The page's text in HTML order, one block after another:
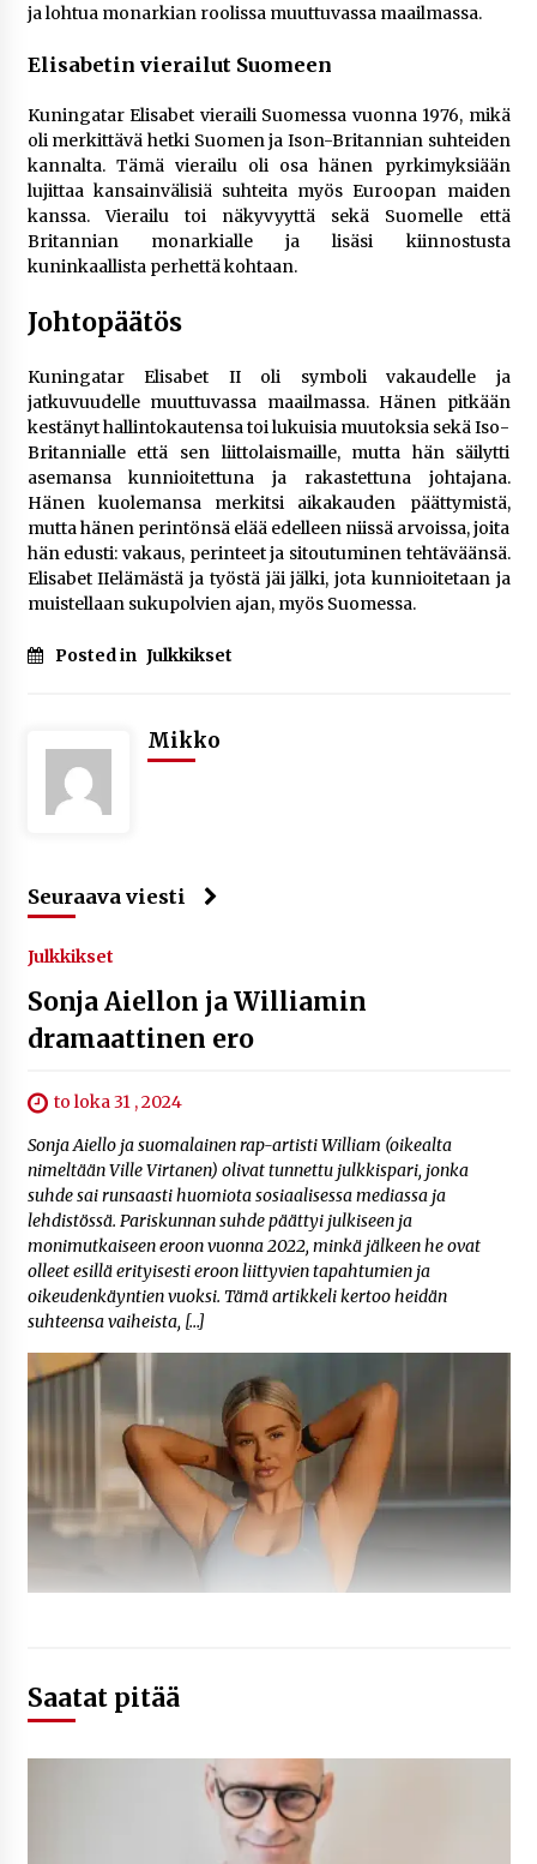
ja lohtua monarkian roolissa muuttuvassa maailmassa.
Elisabetin vierailut Suomeen
Kuningatar Elisabet vieraili Suomessa vuonna 1976, mikä
oli merkittävä hetki Suomen ja Ison-Britannian suhteiden
kannalta. Tämä vierailu oli osa hänen pyrkimyksiään
lujittaa kansainvälisiä suhteita myös Euroopan maiden
kanssa. Vierailu toi näkyvyyttä sekä Suomelle että
Britannian monarkialle ja lisäsi kiinnostusta
kuninkaallista perhettä kohtaan.
Johtopäätös
Kuningatar Elisabet II oli symboli vakaudelle ja
jatkuvuudelle muuttuvassa maailmassa. Hänen pitkään
kestänyt hallintokautensa toi lukuisia muutoksia sekä Iso-
Britannialle että sen liittolaismaille, mutta hän säilytti
asemansa kunnioitettuna ja rakastettuna johtajana.
Hänen kuolemansa merkitsi aikakauden päättymistä,
mutta hänen perintönsä elää edelleen niissä arvoissa, joita
hän edusti: vakaus, perinteet ja sitoutuminen tehtäväänsä.
Elisabet IIelämästä ja työstä jäi jälki, jota kunnioitetaan ja
muistellaan sukupolvien ajan, myös Suomessa.
Posted in Julkkikset
Mikko
Seuraava viesti
Julkkikset
Sonja Aiellon ja Williamin
dramaattinen ero
to loka 31 , 2024
Sonja Aiello ja suomalainen rap-artisti William (oikealta
nimeltään Ville Virtanen) olivat tunnettu julkkispari, jonka
suhde sai runsaasti huomiota sosiaalisessa mediassa ja
lehdistössä. Pariskunnan suhde päättyi julkiseen ja
monimutkaiseen eroon vuonna 2022, minkä jälkeen he ovat
olleet esillä erityisesti eroon liittyvien tapahtumien ja
oikeudenkäyntien vuoksi. Tämä artikkeli kertoo heidän
suhteensa vaiheista, […]
Saatat pitää